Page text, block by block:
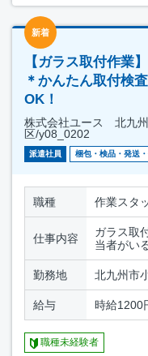
新着
【ガラス取付作業
＊かんたん取付検
OK！
株式会社ユース 北九
区/y08_0202
派遣社員 梱包・検品・発送
職種 作業スタ
仕事内容
ガラス取
当者がい
勤務地 北九州市
給与 時給1200
職種未経験者